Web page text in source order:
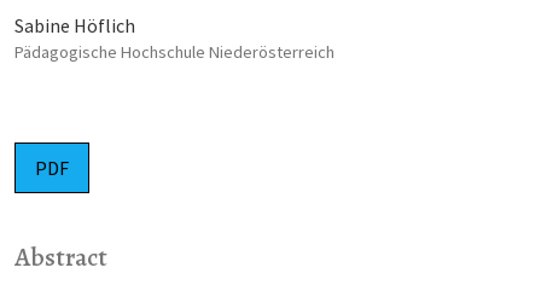
Sabine Höflich
Pädagogische Hochschule Niederösterreich
PDF
Abstract